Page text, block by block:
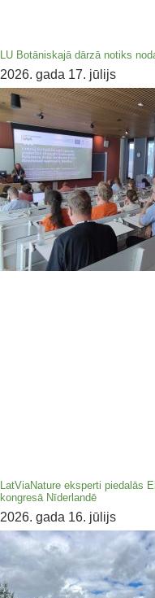
LU Botāniskajā dārzā notiks
2026. gada 17. jūlijs
LatViaNature eksperti piedalās
kongresā Nīderlandē
2026. gada 16. jūlijs